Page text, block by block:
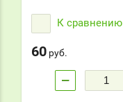
К сравнению
60 руб.
−